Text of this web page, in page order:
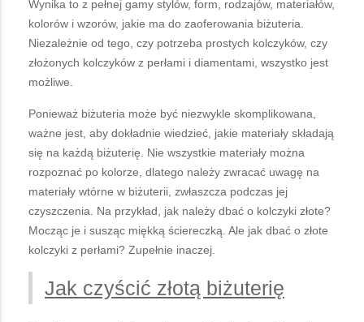
Wynika to z pełnej gamy stylów, form, rodzajów, materiałów,
kolorów i wzorów, jakie ma do zaoferowania biżuteria.
Niezależnie od tego, czy potrzeba prostych kolczyków, czy
złożonych kolczyków z perłami i diamentami, wszystko jest
możliwe.
Ponieważ biżuteria może być niezwykle skomplikowana,
ważne jest, aby dokładnie wiedzieć, jakie materiały składają
się na każdą biżuterię. Nie wszystkie materiały można
rozpoznać po kolorze, dlatego należy zwracać uwagę na
materiały wtórne w biżuterii, zwłaszcza podczas jej
czyszczenia. Na przykład, jak należy dbać o kolczyki złote?
Mocząc je i susząc miękką ściereczką. Ale jak dbać o złote
kolczyki z perłami? Zupełnie inaczej.
Jak czyścić złotą biżuterię